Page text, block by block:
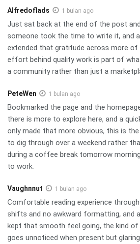
Alfredoflads 1 bulan ago
Just sat back at the end of the post
someone took the time to write it, and
extended that gratitude across more of
effort behind quality work is part of
a community rather than just a
PeteWen 1 bulan ago
Bookmarked the page and the
there is more to explore here, and a
only made that more obvious, this is
to dig through over a weekend rather
during a coffee break tomorrow
to work.
Vaughnnut 1 bulan ago
Comfortable reading experience
shifts and no awkward formatting, and
kept that smooth feel going, the kind
goes unnoticed when present but